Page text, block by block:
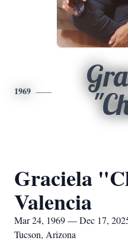
1969
Graciela
Valencia
Mar 24, 1969 — Dec 17,
Tucson, Arizona